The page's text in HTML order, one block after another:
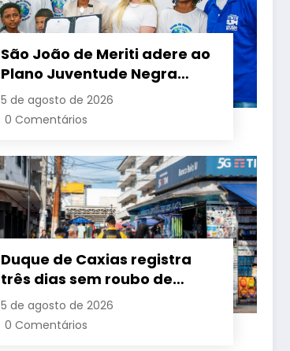
São João de Meriti adere ao
Plano Juventude Negra
Viva durante visita da
ministra da Igualdade
5 de agosto de 2026
0 Comentários
Duque de Caxias registra
três dias sem roubo de
cargas no início de agosto
5 de agosto de 2026
0 Comentários